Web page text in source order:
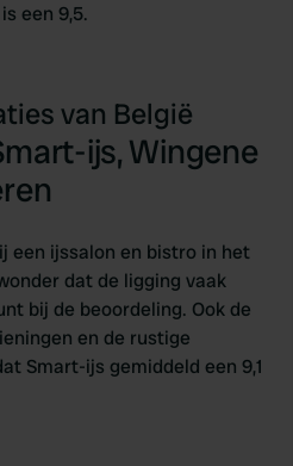
een 9,5.
van België
ijs, Wingene
een ijssalon en bistro in het
dat de ligging vaak
bij de beoordeling. Ook de
en de rustige
Smart-ijs gemiddeld een 9,1